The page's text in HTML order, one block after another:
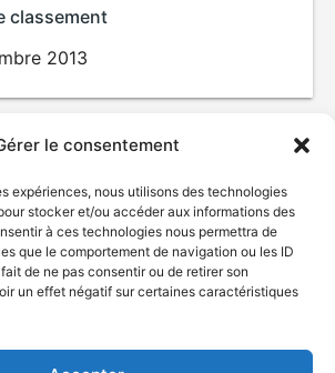
le consentement
expériences, nous utilisons des technologies
stocker et/ou accéder aux informations des
à ces technologies nous permettra de
que le comportement de navigation ou les ID
de ne pas consentir ou de retirer son
un effet négatif sur certaines caractéristiques
classement
2013
du Québec, 2026
Plan du site